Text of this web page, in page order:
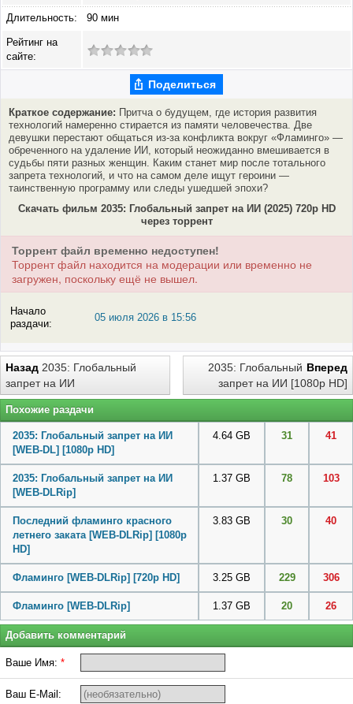
Длительность: 90 мин
Рейтинг на
сайте:
Поделиться
Краткое содержание: Притча о будущем, где история развития
технологий намеренно стирается из памяти человечества. Две
девушки перестают общаться из-за конфликта вокруг «Фламинго» —
обреченного на удаление ИИ, который неожиданно вмешивается в
судьбы пяти разных женщин. Каким станет мир после тотального
запрета технологий, и что на самом деле ищут героини —
таинственную программу или следы ушедшей эпохи?
Скачать фильм 2035: Глобальный запрет на ИИ (2025) 720p HD
через торрент
Торрент файл временно недоступен!
Торрент файл находится на модерации или временно не
загружен, поскольку ещё не вышел.
Начало
раздачи:
05 июля 2026 в 15:56
Назад 2035: Глобальный
запрет на ИИ
Вперед
2035: Глобальный
запрет на ИИ [1080p HD]
Похожие раздачи
2035: Глобальный запрет на ИИ
[WEB-DL] [1080p HD]
4.64 GB 31 41
2035: Глобальный запрет на ИИ
[WEB-DLRip]
1.37 GB 78 103
Последний фламинго красного
летнего заката [WEB-DLRip] [1080p
HD]
3.83 GB 30 40
Фламинго [WEB-DLRip] [720p HD] 3.25 GB 229 306
Фламинго [WEB-DLRip] 1.37 GB 20 26
Добавить комментарий
Ваше Имя: *
Ваш E-Mail: